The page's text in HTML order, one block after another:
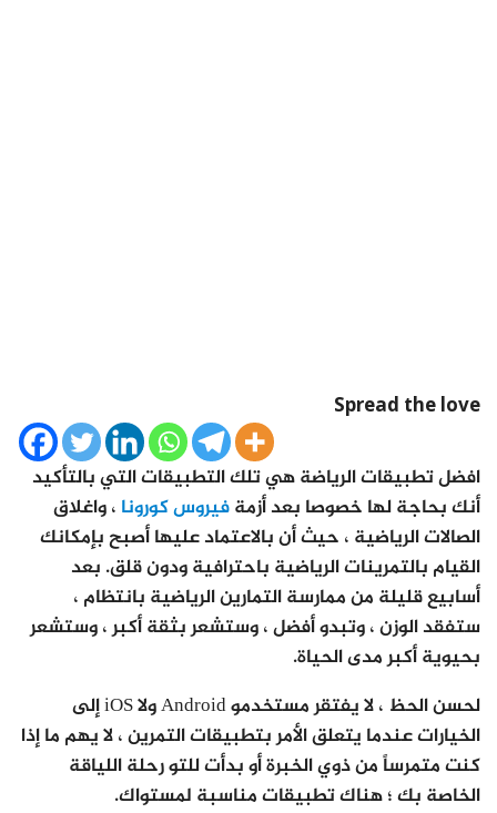
Spread the love
افضل تطبيقات الرياضة هي تلك التطبيقات التي بالتأكيد
أنك بحاجة لها خصوصا بعد أزمةفيروس كورونا ، واغلاق
الصالات الرياضية ، حيث أن بالاعتماد عليها أصبح بإمكانك
القيام بالتمرينات الرياضية باحترافية ودون قلق. بعد
أسابيع قليلة من ممارسة التمارين الرياضية بانتظام ،
ستفقد الوزن ، وتبدو أفضل ، وستشعر بثقة أكبر ، وستشعر
بحيوية أكبر مدى الحياة.
لحسن الحظ ، لا يفتقر مستخدمو Android ولا iOS إلى
الخيارات عندما يتعلق الأمر بتطبيقات التمرين ، لا يهم ما إذا
كنت متمرساً من ذوي الخبرة أو بدأت للتو رحلة اللياقة
الخاصة بك ؛ هناك تطبيقات مناسبة لمستواك.